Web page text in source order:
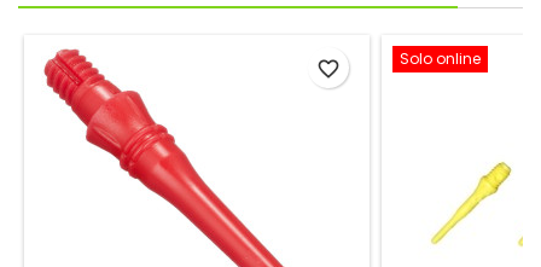
favorite_border Solo online